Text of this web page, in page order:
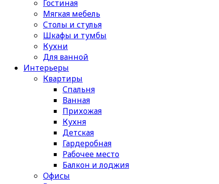
Гостиная
Мягкая мебель
Столы и стулья
Шкафы и тумбы
Кухни
Для ванной
Интерьеры
Квартиры
Спальня
Ванная
Прихожая
Кухня
Детская
Гардеробная
Рабочее место
Балкон и лоджия
Офисы